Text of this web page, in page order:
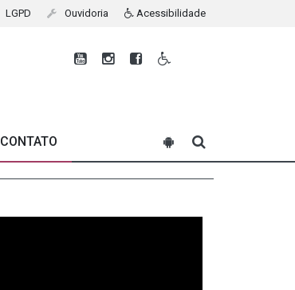
LGPD Ouvidoria Acessibilidade
CONTATO